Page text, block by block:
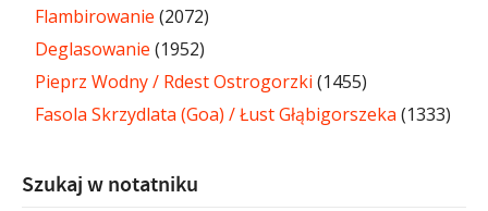
Flambirowanie (2072)
Deglasowanie (1952)
Pieprz Wodny / Rdest Ostrogorzki (1455)
Fasola Skrzydlata (Goa) / Łust Głąbigorszeka (1333)
Szukaj w notatniku